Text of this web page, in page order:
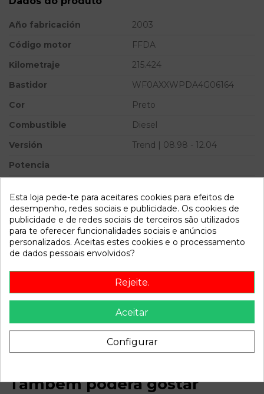
Año fabricación
2003
Código motor
FFDA
Kilometraje
215.424
Bastidor
WF0AXXWPDA4G06164
Cor
Preto
Combustible
Diesel
Versión
Trend | 08.98 - 12.04
Potencia
Trend | 08.98 - 12.04
Referência 720603
Disponível a partir de: 2022-04-06
Recambio de bomba freno para ford focus berlina (cak)
trend | 08.98 - 12.04 trend | 08.98 - 12.04 referencia OEM
IAM
Também poderá gostar
Esta loja pede-te para aceitares cookies para efeitos de
desempenho, redes sociais e publicidade. Os cookies de
publicidade e de redes sociais de terceiros são utilizados
para te oferecer funcionalidades sociais e anúncios
personalizados. Aceitas estes cookies e o processamento
de dados pessoais envolvidos?
Rejeite.
Aceitar
Configurar